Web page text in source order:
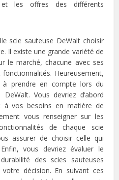
les offres des différents
scie sauteuse DeWalt choisir
Il existe une grande variété de
le marché, chacune avec ses
Heureusement,
à prendre en compte lors du
Vous devriez d’abord
vos besoins en matière de
vous renseigner sur les
de chaque scie
assurer de choisir celle qui
vous devriez évaluer le
des scies sauteuses
décision. En suivant ces